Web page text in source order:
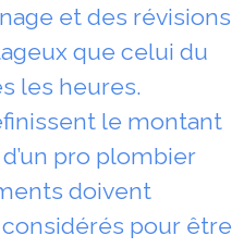
et des révisions
que celui du
les heures.
le montant
pro plombier
doivent
pour être